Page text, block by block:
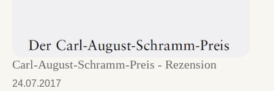
Carl-August-Schramm-Preis - Rezension
24.07.2017